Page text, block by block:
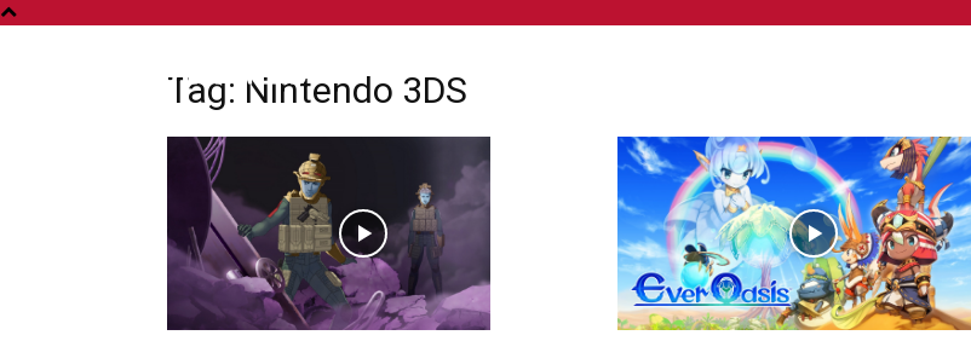
Tag: Nintendo 3DS